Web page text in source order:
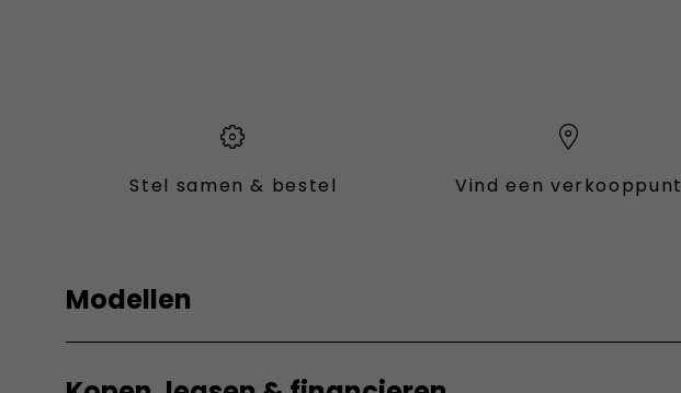
Stel samen & bestel Vind een verkooppunt
Modellen